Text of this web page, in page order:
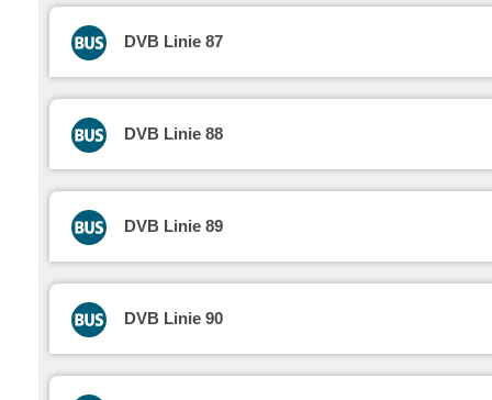
DVB Linie 87
DVB Linie 88
DVB Linie 89
DVB Linie 90